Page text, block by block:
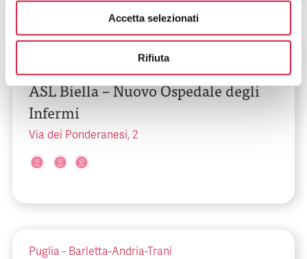
Accetta selezionati
Rifiuta
ASL Biella – Nuovo Ospedale degli
Infermi
Via dei Ponderanesi, 2
Puglia - Barletta-Andria-Trani